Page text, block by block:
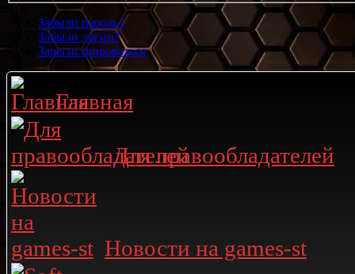
Забыли пароль?
Забыли логин?
Зарегистрироваться
Главная
Для правообладателей
Новости на games-st